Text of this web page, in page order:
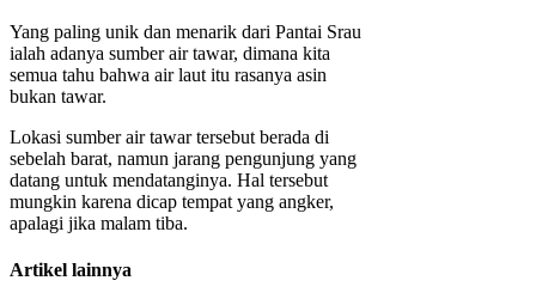
Yang paling unik dan menarik dari Pantai Srau
ialah adanya sumber air tawar, dimana kita
semua tahu bahwa air laut itu rasanya asin
bukan tawar.
Lokasi sumber air tawar tersebut berada di
sebelah barat, namun jarang pengunjung yang
datang untuk mendatanginya. Hal tersebut
mungkin karena dicap tempat yang angker,
apalagi jika malam tiba.
Artikel lainnya